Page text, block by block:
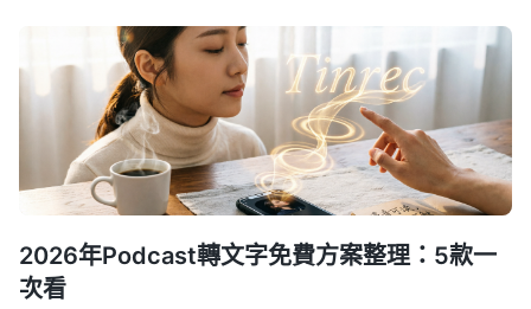
2026年Podcast轉文字免費方案整理：5款一
次看